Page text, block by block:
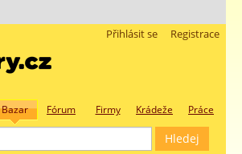
Registrace
Přihlásit se
Bazar Fórum Firmy Krádeže Práce